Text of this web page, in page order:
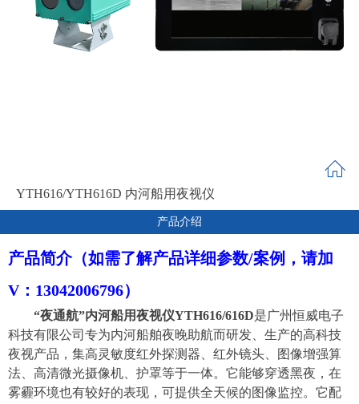
YTH616/YTH616D 内河船用夜视仪
产品介绍
产品简介（如需了解产品详细参数/案例，请加
V： 13042006796）
“夜通航”内河船用夜视仪YTH616/616D是广州恒威电子
科技有限公司 专为内河船舶夜晚助航而研发、生产的高科技
夜视产品，集高灵敏度红外探测器、红外镜头、
图像增强算
法、高清微光摄像机、 护罩等于一体。它能够穿透黑夜，在
雾霾环境也有较好的表现，可提供全天候的图像监控。它配